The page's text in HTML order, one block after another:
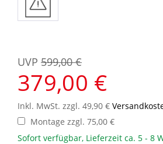
379,00 €
UVP 599,00 €
Inkl. MwSt. zzgl. 49,90 €
Sofort verfügbar, Lieferzeit ca. 5 - 8
Montage zzgl. 75,00 €